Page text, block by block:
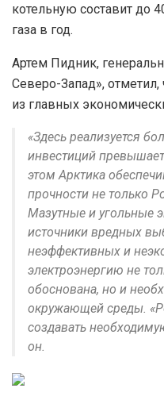
котельную составит до
газа в год.
Артем Пидник,
Северо-Запад», отметил,
из главных
«Здесь реализуется
инвестиций
этом Арктика
прочности не только
Мазутные и угольные
источники вредных
неэффективных и
электроэнергию не
обоснована, но и
окружающей среды.
создавать
он.